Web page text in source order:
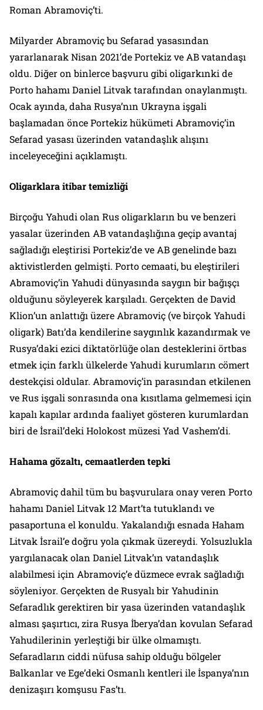
Roman Abramoviç’ti.
Milyarder Abramoviç bu Sefarad yasasından
yararlanarak Nisan 2021’de Portekiz ve AB vatandaşı
oldu. Diğer on binlerce başvuru gibi oligarkınki de
Porto hahamı Daniel Litvak tarafından onaylanmıştı.
Ocak ayında, daha Rusya’nın Ukrayna işgali
başlamadan önce Portekiz hükümeti Abramoviç’in
Sefarad yasası üzerinden vatandaşlık alışını
inceleyeceğini açıklamıştı.
Oligarklara itibar temizliği
Birçoğu Yahudi olan Rus oligarkların bu ve benzeri
yasalar üzerinden AB vatandaşlığına geçip avantaj
sağladığı eleştirisi Portekiz’de ve AB genelinde bazı
aktivistlerden gelmişti. Porto cemaati, bu eleştirileri
Abramoviç’in Yahudi dünyasında saygın bir bağışçı
olduğunu söyleyerek karşıladı. Gerçekten de David
Klion’un anlattığı üzere Abramoviç (ve birçok Yahudi
oligark) Batı’da kendilerine saygınlık kazandırmak ve
Rusya’daki ezici diktatörlüğe olan desteklerini örtbas
etmek için farklı ülkelerde Yahudi kurumların cömert
destekçisi oldular. Abramoviç’in parasından etkilenen
ve Rus işgali sonrasında ona kısıtlama gelmemesi için
kapalı kapılar ardında faaliyet gösteren kurumlardan
biri de İsrail’deki Holokost müzesi Yad Vashem’di.
Hahama gözaltı, cemaatlerden tepki
Abramoviç dahil tüm bu başvurulara onay veren Porto
hahamı Daniel Litvak 12 Mart’ta tutuklandı ve
pasaportuna el konuldu. Yakalandığı esnada Haham
Litvak İsrail’e doğru yola çıkmak üzereydi. Yolsuzlukla
yargılanacak olan Daniel Litvak’ın vatandaşlık
alabilmesi için Abramoviç’e düzmece evrak sağladığı
söyleniyor. Gerçekten de Rusyalı bir Yahudinin
Sefaradlık gerektiren bir yasa üzerinden vatandaşlık
alması şaşırtıcı, zira Rusya İberya’dan kovulan Sefarad
Yahudilerinin yerleştiği bir ülke olmamıştı.
Sefaradların ciddi nüfusa sahip olduğu bölgeler
Balkanlar ve Ege’deki Osmanlı kentleri ile İspanya’nın
denizaşırı komşusu Fas’tı.